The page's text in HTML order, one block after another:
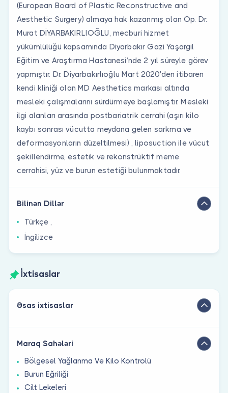
(European Board of Plastic Reconstructive and
Aesthetic Surgery) almaya hak kazanmış olan Op. Dr.
Murat DİYARBAKIRLIOĞLU, mecburi hizmet
yükümlülüğü kapsamında Diyarbakır Gazi Yaşargil
Eğitim ve Araştırma Hastanesi’nde 2 yıl süreyle görev
yapmıştır. Dr. Diyarbakırlıoğlu Mart 2020'den itibaren
kendi kliniği olan MD Aesthetics markası altında
mesleki çalışmalarını sürdürmeye başlamıştır. Mesleki
ilgi alanları arasında postbariatrik cerrahi (aşırı kilo
kaybı sonrası vücutta meydana gelen sarkma ve
deformasyonların düzeltilmesi) , liposuction ile vücut
şekillendirme, estetik ve rekonstrüktif meme
cerrahisi, yüz ve burun estetiği bulunmaktadır.
Bilinən Dillər
Türkçe ,
İngilizce
İxtisaslar
Əsas ixtisaslar
Maraq Sahələri
Bölgesel Yağlanma Ve Kilo Kontrolü
Burun Eğriliği
Cilt Lekeleri